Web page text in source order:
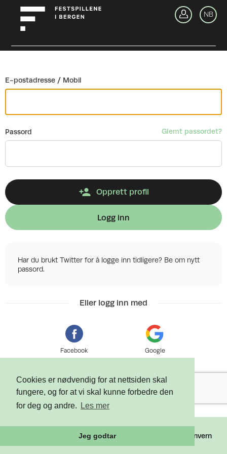
Cookies er nødvendig for at nettsiden skal
fungere, og for at vi skal kunne forbedre den
for deg og andre.
Les mer
Jeg godtar
NB
E-postadresse / Mobil
Passord Glemt passordet?
Opprett profil
Logg inn
Har du brukt Twitter for å logge inn tidligere? Be om nytt
passord.
Eller logg inn med
Facebook Google
2026 Tixly AS - Powered by Personvern